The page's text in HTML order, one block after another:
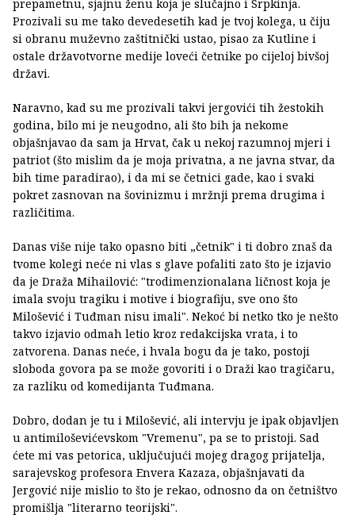
prepametnu, sjajnu ženu koja je slučajno i Srpkinja.
Prozivali su me tako devedesetih kad je tvoj kolega, u čiju
si obranu muževno zaštitnički ustao, pisao za Kutline i
ostale državotvorne medije loveći četnike po cijeloj bivšoj
državi.
Naravno, kad su me prozivali takvi jergovići tih žestokih
godina, bilo mi je neugodno, ali što bih ja nekome
objašnjavao da sam ja Hrvat, čak u nekoj razumnoj mjeri i
patriot (što mislim da je moja privatna, a ne javna stvar, da
bih time paradirao), i da mi se četnici gade, kao i svaki
pokret zasnovan na šovinizmu i mržnji prema drugima i
različitima.
Danas više nije tako opasno biti „četnik" i ti dobro znaš da
tvome kolegi neće ni vlas s glave pofaliti zato što je izjavio
da je Draža Mihailović: "trodimenzionalana ličnost koja je
imala svoju tragiku i motive i biografiju, sve ono što
Milošević i Tuđman nisu imali". Nekoć bi netko tko je nešto
takvo izjavio odmah letio kroz redakcijska vrata, i to
zatvorena. Danas neće, i hvala bogu da je tako, postoji
sloboda govora pa se može govoriti i o Draži kao tragičaru,
za razliku od komedijanta Tuđmana.
Dobro, dodan je tu i Milošević, ali intervju je ipak objavljen
u antimiloševićevskom "Vremenu", pa se to pristoji. Sad
ćete mi vas petorica, uključujući mojeg dragog prijatelja,
sarajevskog profesora Envera Kazaza, objašnjavati da
Jergović nije mislio to što je rekao, odnosno da on četništvo
promišlja "literarno teorijski".